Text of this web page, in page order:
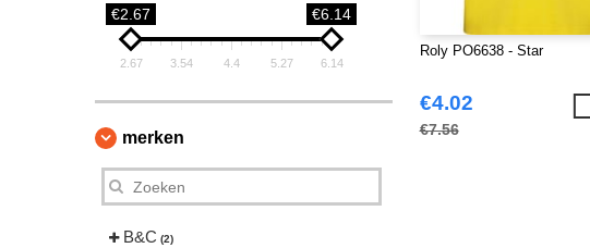
€2.67 €6.14
2.67 3.54 4.4 5.27 6.14
merken
B&C (2)
Roly PO6638 - Star
€4.02
€7.56